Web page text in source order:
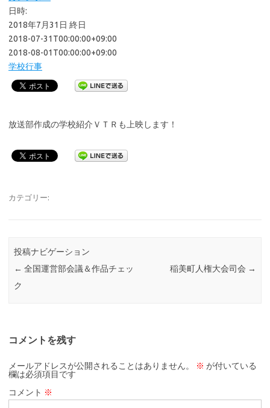
日時:
2018年7月31日 終日
2018-07-31T00:00:00+09:00
2018-08-01T00:00:00+09:00
学校行事
放送部作成の学校紹介ＶＴＲも上映します！
カテゴリー:
投稿ナビゲーション
← 全国運営部会議＆作品チェッ
ク
稲美町人権大会司会 →
コメントを残す
メールアドレスが公開されることはありません。 ※ が付いている
欄は必須項目です
コメント ※